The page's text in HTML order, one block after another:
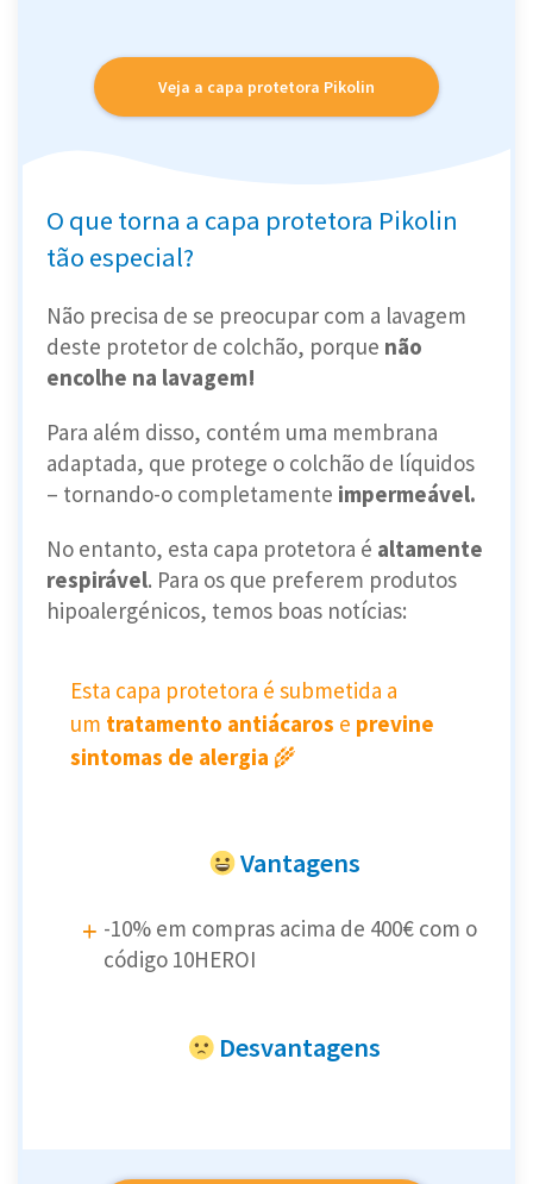
Veja a capa protetora Pikolin
O que torna a capa protetora Pikolin
tão especial?
Não precisa de se preocupar com a lavagem
deste protetor de colchão, porque não
encolhe na lavagem!
Para além disso, contém uma membrana
adaptada, que protege o colchão de líquidos
– tornando-o completamente impermeável.
No entanto, esta capa protetora é altamente
respirável. Para os que preferem produtos
hipoalergénicos, temos boas notícias:
Esta capa protetora é submetida a
um tratamento antiácaros e previne
sintomas de alergia 🌾
Vantagens
-10% em compras acima de 400€ com o
código 10HEROI
Desvantagens